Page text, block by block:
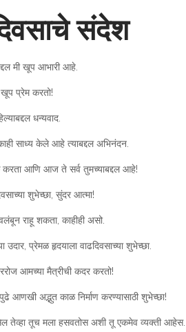
संदेश
मी खूप आभारी आहे.
खूप प्रेम करतो!
धन्यवाद.
साध्य केले आहे त्याबद्दल अभिनंदन.
करता आणि आज ते सर्व तुमच्याबद्दल आहे!
शुभेच्छा, सुंदर आत्मा!
राहू शकता, काहीही असो.
प्रेमळ हृदयाला वाढदिवसाच्या शुभेच्छा.
आमच्या मैत्रीची कदर करतो!
आणखी अद्भुत काळ निर्माण करण्यासाठी शुभेच्छा!
तेव्हा तूच मला हसवतोस अशी तू एकमेव व्यक्ती आहेस.